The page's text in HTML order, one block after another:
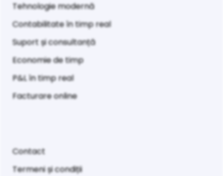
Tehnologie modernă
Contabilitate în timp real
Suport și consultanță
Economie de timp
P&L în timp real
Facturare online
Contact
Termeni și condiții